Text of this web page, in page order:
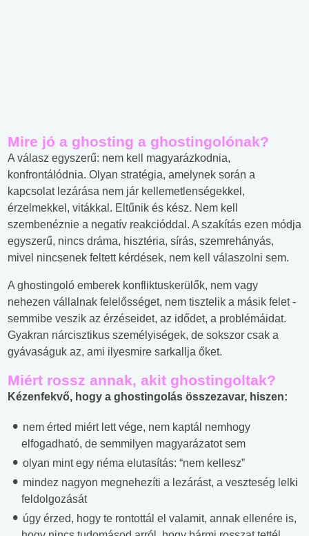
Mire jó a ghosting a ghostingolónak?
A válasz egyszerű: nem kell magyarázkodnia,
konfrontálódnia. Olyan stratégia, amelynek során a
kapcsolat lezárása nem jár kellemetlenségekkel,
érzelmekkel, vitákkal. Eltűnik és kész. Nem kell
szembenéznie a negatív reakcióddal. A szakítás ezen módja
egyszerű, nincs dráma, hisztéria, sírás, szemrehányás,
mivel nincsenek feltett kérdések, nem kell válaszolni sem.
A ghostingoló emberek konfliktuskerülők, nem vagy
nehezen vállalnak felelősséget, nem tisztelik a másik felet -
semmibe veszik az érzéseidet, az idődet, a problémáidat.
Gyakran nárcisztikus személyiségek, de sokszor csak a
gyávaságuk az, ami ilyesmire sarkallja őket.
Miért rossz annak, akit ghostingoltak?
Kézenfekvő, hogy a ghostingolás összezavar, hiszen:
nem érted miért lett vége, nem kaptál nemhogy
elfogadható, de semmilyen magyarázatot sem
olyan mint egy néma elutasítás: “nem kellesz”
mindez nagyon megnehezíti a lezárást, a veszteség lelki
feldolgozását
úgy érzed, hogy te rontottál el valamit, annak ellenére is,